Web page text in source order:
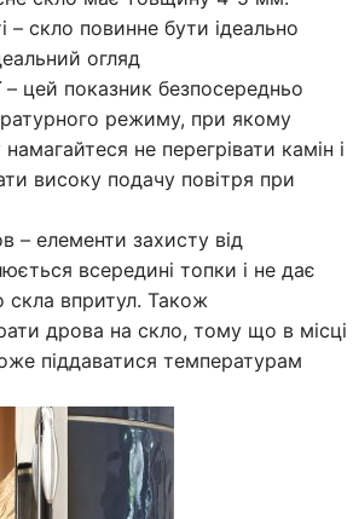
– скло повинне бути ідеально
огляд
– цей показник безпосередньо
режиму, при якому
не перегрівати камін і
високу подачу повітря при
– елементи захисту від
всередині топки і не дає
скла впритул. Також
дрова на скло, тому що в місці
піддаватися температурам